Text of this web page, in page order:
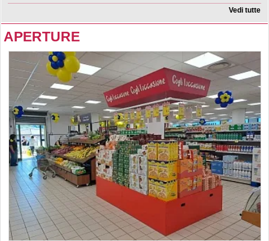
Vedi tutte
APERTURE